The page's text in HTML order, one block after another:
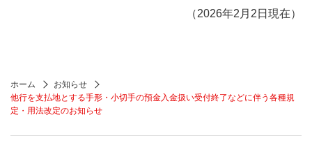
（2026年2月2日現在）
ホーム
お知らせ
他行を支払地とする手形・小切手の預金入金扱い受付終了などに伴う各種規
定・用法改定のお知らせ